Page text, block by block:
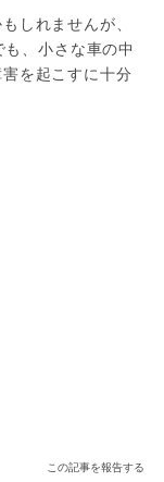
しれませんが、
、小さな車の中
を起こすに十分
この記事を報告する